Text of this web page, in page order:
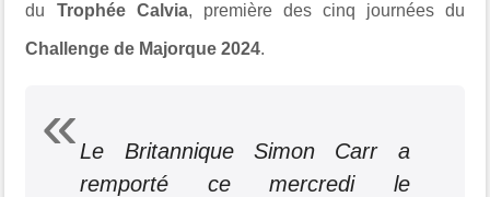
du Trophée Calvia, première des cinq journées du
Challenge de Majorque 2024.
Le Britannique Simon Carr a
remporté ce mercredi le